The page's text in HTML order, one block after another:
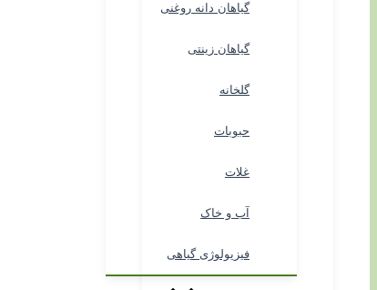
گیاهان دانه روغنی
گیاهان زینتی
گلخانه
حبوبات
غلات
آب و خاک
فیزیولوژی گیاهی